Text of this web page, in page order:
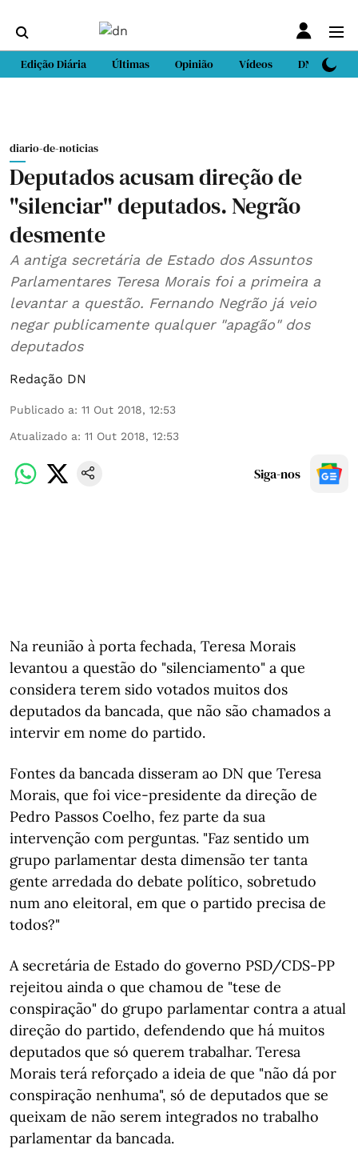
Edição Diária Últimas Opinião Vídeos DN Sport
diario-de-noticias
Deputados acusam direção de
"silenciar" deputados. Negrão
desmente
A antiga secretária de Estado dos Assuntos
Parlamentares Teresa Morais foi a primeira a
levantar a questão. Fernando Negrão já veio
negar publicamente qualquer "apagão" dos
deputados
Redação DN
Publicado a: 11 Out 2018, 12:53
Atualizado a: 11 Out 2018, 12:53
Siga-nos
Na reunião à porta fechada, Teresa Morais
levantou a questão do "silenciamento" a que
considera terem sido votados muitos dos
deputados da bancada, que não são chamados a
intervir em nome do partido.
Fontes da bancada disseram ao DN que Teresa
Morais, que foi vice-presidente da direção de
Pedro Passos Coelho, fez parte da sua
intervenção com perguntas. "Faz sentido um
grupo parlamentar desta dimensão ter tanta
gente arredada do debate político, sobretudo
num ano eleitoral, em que o partido precisa de
todos?"
A secretária de Estado do governo PSD/CDS-PP
rejeitou ainda o que chamou de "tese de
conspiração" do grupo parlamentar contra a atual
direção do partido, defendendo que há muitos
deputados que só querem trabalhar. Teresa
Morais terá reforçado a ideia de que "não dá por
conspiração nenhuma", só de deputados que se
queixam de não serem integrados no trabalho
parlamentar da bancada.